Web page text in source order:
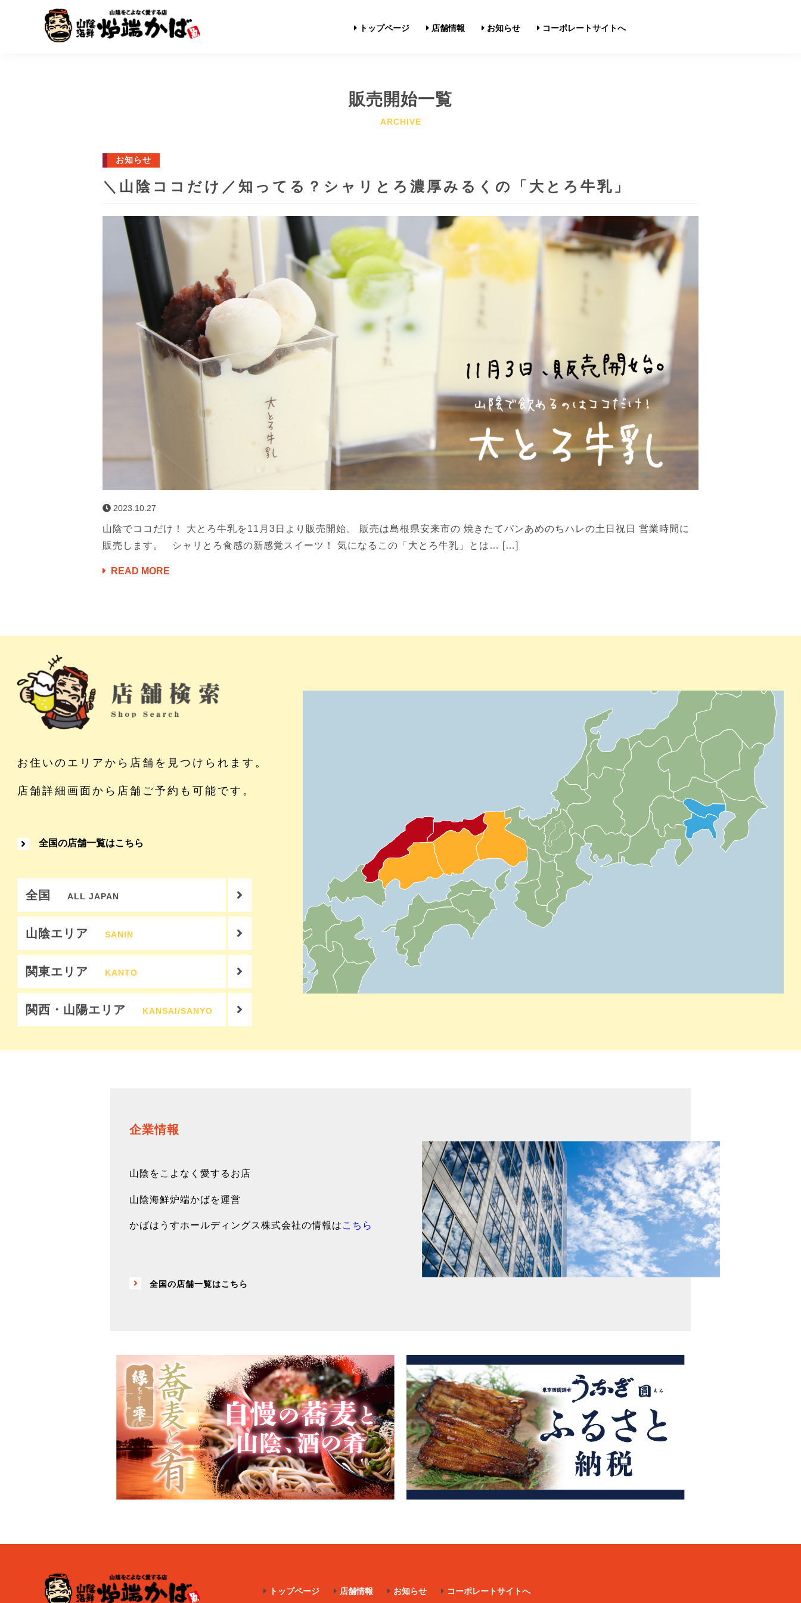
トップページ 店舗情報 お知らせ コーポレートサイトへ
販売開始一覧
お知らせ
＼山陰ココだけ／知ってる？シャリとろ濃厚みるくの「大とろ牛乳」
2023.10.27
山陰でココだけ！ 大とろ牛乳を11月3日より販売開始。 販売は島根県安来市の 焼きたてパンあめのちハレの土日祝日 営業時間に
販売します。 シャリとろ食感の新感覚スイーツ！ 気になるこの「大とろ牛乳」とは… […]
READ MORE
お住いのエリアから店舗を見つけられます。
店舗詳細画面から店舗ご予約も可能です。
全国の店舗一覧はこちら
全国 ALL JAPAN
山陰エリア SANIN
関東エリア KANTO
関西・山陽エリア KANSAI/SANYO
企業情報
山陰をこよなく愛するお店
山陰海鮮炉端かばを運営
かばはうすホールディングス株式会社の情報は こちら
全国の店舗一覧はこちら
トップページ 店舗情報 お知らせ コーポレートサイトへ